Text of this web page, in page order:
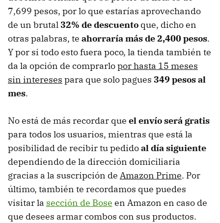
7,699 pesos, por lo que estarías aprovechando
de un brutal32% de descuento que, dicho en
otras palabras, te ahorraría más de 2,400 pesos.
Y por si todo esto fuera poco, la tienda también te
da la opción de comprarlopor hasta 15 meses
sin intereses para que solo pagues 349 pesos al
mes.
No está de más recordar que el envío será gratis
para todos los usuarios, mientras que está la
posibilidad de recibir tu pedidoal día siguiente
dependiendo de la dirección domiciliaria
gracias a la suscripción de Amazon Prime. Por
último, también te recordamos que puedes
visitar la sección de Bose en Amazon en caso de
que desees armar combos con sus productos.